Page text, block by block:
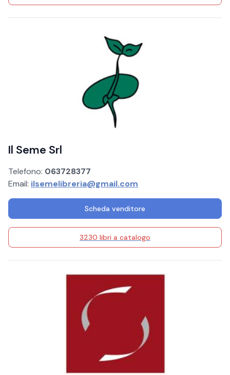
Il Seme Srl
Telefono: 063728377
Email: ilsemelibreria@gmail.com
Scheda venditore
3230 libri a catalogo